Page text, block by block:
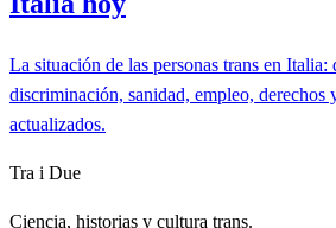
La situación de las personas trans en Italia:
discriminación, sanidad, empleo, derechos
actualizados.
Tra i Due
Ciencia, historias y cultura trans.